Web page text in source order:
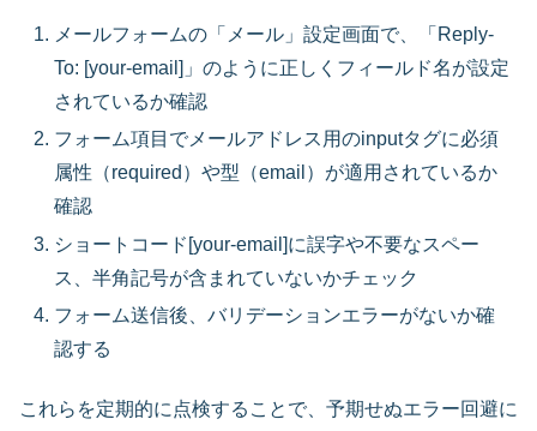
メールフォームの「メール」設定画面で、「Reply-
To: [your-email]」のように正しくフィールド名が設定
されているか確認
フォーム項目でメールアドレス用のinputタグに必須
属性（required）や型（email）が適用されているか
確認
ショートコード[your-email]に誤字や不要なスペー
ス、半角記号が含まれていないかチェック
フォーム送信後、バリデーションエラーがないか確
認する
これらを定期的に点検することで、予期せぬエラー回避に